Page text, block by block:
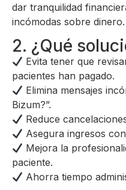
dar tranquilidad
incómodas sobre dinero.
2. ¿Qué
Evita tener que
pacientes han pagado.
Elimina mensajes
Bizum?”.
Reduce
Asegura ingresos
Mejora la
paciente.
Ahorra tiempo